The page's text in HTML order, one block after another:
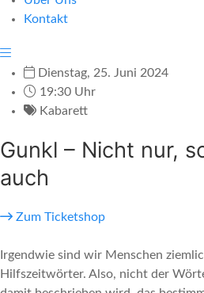
Kontakt
Dienstag, 25. Juni 2024
19:30 Uhr
Kabarett
Gunkl – Nicht nur,
auch
Zum Ticketshop
Irgendwie sind wir Menschen
Hilfszeitwörter. Also, nicht der